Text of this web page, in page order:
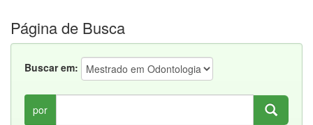
Página de Busca
Buscar em:
por